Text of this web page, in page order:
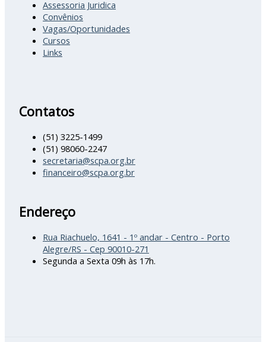
Assessoria Juridica
Convênios
Vagas/Oportunidades
Cursos
Links
Contatos
(51) 3225-1499
(51) 98060-2247
secretaria@scpa.org.br
financeiro@scpa.org.br
Endereço
Rua Riachuelo, 1641 - 1º andar - Centro - Porto
Alegre/RS - Cep 90010-271
Segunda a Sexta 09h às 17h.